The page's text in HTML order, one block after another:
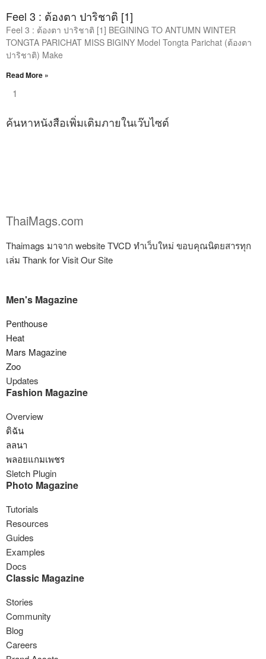
Feel 3 : ต้องตา ปาริชาติ [1]
Feel 3 : ต้องตา ปาริชาติ [1] BEGINING TO ANTUMN WINTER
TONGTA PARICHAT MISS BIGINY Model Tongta Parichat (ต้องตา
ปาริชาติ) Make
Read More »
1
ค้นหาหนังสือเพิ่มเติมภายในเว๊บไซต์
ThaiMags.com
Thaimags มาจาก website TVCD ทำเว็บใหม่ ขอบคุณนิตยสารทุก
เล่ม Thank for Visit Our Site
Men's Magazine
Penthouse
Heat
Mars Magazine
Zoo
Updates
Fashion Magazine
Overview
ดิฉัน
ลลนา
พลอยแกมเพชร
Sletch Plugin
Photo Magazine
Tutorials
Resources
Guides
Examples
Docs
Classic Magazine
Stories
Community
Blog
Careers